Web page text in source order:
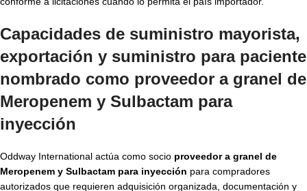
Capacidades de suministro mayorista,
exportación y suministro para paciente
nombrado como proveedor a granel de
Meropenem y Sulbactam para
inyección
Oddway International actúa como socio proveedor a granel de
Meropenem y Sulbactam para inyección para compradores
autorizados que requieren adquisición organizada, documentación y